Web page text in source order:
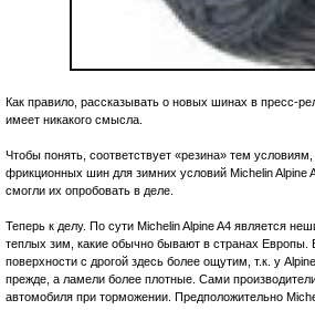
Как правило, рассказывать о новых шинах в пресс-
имеет никакого смысла.
Чтобы понять, соответствует «резина» тем
фрикционных шин для зимних условий Michelin Alpine
смогли их опробовать в деле.
Теперь к делу. По сути Michelin Alpine A4 является
теплых зим, какие обычно бывают в странах Европы.
поверхности с дрогой здесь более ощутим, т.к. у
прежде, а ламели более плотные. Сами
автомобиля при торможении. Предположительно